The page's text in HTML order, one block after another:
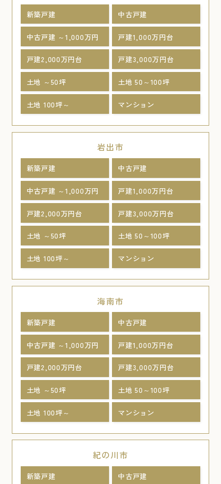
新築戸建 中古戸建
中古戸建 ～1,000万円 戸建1,000万円台
戸建2,000万円台 戸建3,000万円台
土地 ～50坪 土地 50～100坪
土地 100坪～ マンション
岩出市
新築戸建 中古戸建
中古戸建 ～1,000万円 戸建1,000万円台
戸建2,000万円台 戸建3,000万円台
土地 ～50坪 土地 50～100坪
土地 100坪～ マンション
海南市
新築戸建 中古戸建
中古戸建 ～1,000万円 戸建1,000万円台
戸建2,000万円台 戸建3,000万円台
土地 ～50坪 土地 50～100坪
土地 100坪～ マンション
紀の川市
新築戸建 中古戸建